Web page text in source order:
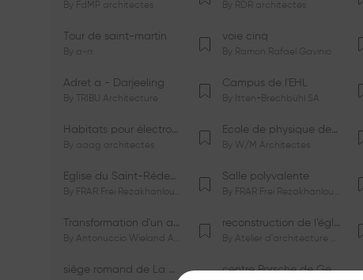
By FdMP architectes By RDR architectes
Tour de saint-martin
By a-rr.
voie cinq
By Ramon Rafael Gavinio
Adret a - Darjeeling
By TRIBU Architecture
Campus de l'EHL
By Itten+Brechbühl SA
Habitats pour électrosensibles (ES)
By aaag architectes
Ecole de physique des Houches
By W/M Architectes
Eglise du Saint-Rédempteur
By FRAR Frei Rezakhanlou SA
Salle polyvalente
By FRAR Frei Rezakhanlou SA
Transformation d'un appartement dans les vignes
By Antonuccio Wieland Architectes Sàrl
reconstruction de l’église du Lignon
By Atelier d'architecture Jacques Bugna SA
siège romand de La Mobilière centre Porsche de Genève